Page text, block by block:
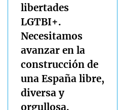
libertades
LGTBI+.
Necesitamos
avanzar en la
construcción de
una España libre,
diversa y
orgullosa.